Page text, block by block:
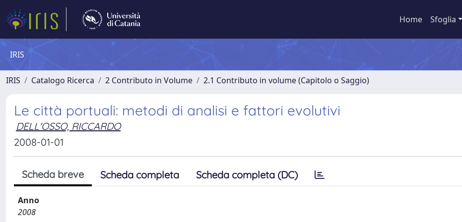
Home Sfoglia
IRIS
IRIS Catalogo Ricerca 2 Contributo in Volume 2.1 Contributo in volume (Capitolo o Saggio)
Le città portuali: metodi di analisi e fattori evolutivi
DELL'OSSO, RICCARDO
2008-01-01
Scheda breve Scheda completa Scheda completa (DC)
Anno
2008